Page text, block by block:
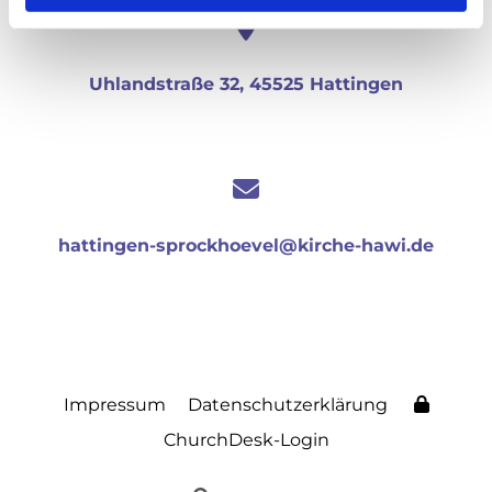
Uhlandstraße 32, 45525 Hattingen
hattingen-sprockhoevel@kirche-hawi.de
Impressum
Datenschutzerklärung
ChurchDesk-Login